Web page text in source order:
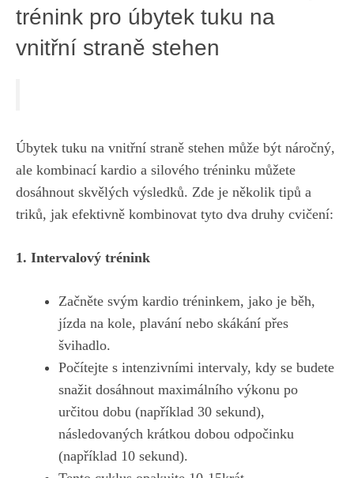
trénink pro úbytek tuku ‍na
vnitřní straně stehen
Úbytek tuku na vnitřní straně stehen může být‍ náročný,⁤
ale kombinací kardio a silového tréninku ​můžete
dosáhnout ⁤skvělých výsledků.⁣ Zde⁣ je několik tipů ​a
triků,⁤ jak​ efektivně kombinovat ​tyto dva druhy cvičení:
1. ⁢Intervalový trénink
Začněte svým kardio‌ tréninkem,​ jako ‌je​ běh,
jízda na kole, plavání nebo skákání⁢ přes
švihadlo.
Počítejte s intenzivními intervaly, kdy se budete
snažit dosáhnout maximálního výkonu po
‌určitou⁣ dobu (například⁣ 30⁣ sekund),‌
následovaných krátkou dobou odpočinku
(například 10 ‍sekund).